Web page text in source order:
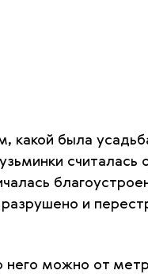
была
и
можно от